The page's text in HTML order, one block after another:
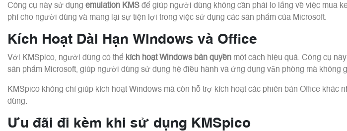
Công cụ này sử dụng emulation KMS để giúp người dùng không cần phải lo lắng về việc mua
phí cho người dùng và mang lại sự tiện lợi trong việc sử dụng các sản phẩm của Microsoft.
Kích Hoạt Dài Hạn Windows và Office
Với KMSpico, người dùng có thể kích hoạt Windows bản quyền một cách hiệu quả. Công cụ
sản phẩm Microsoft, giúp người dùng sử dụng hệ điều hành và ứng dụng văn phòng mà không
KMSpico không chỉ giúp kích hoạt Windows mà còn hỗ trợ kích hoạt các phiên bản Office khác
dùng.
Ưu đãi đi kèm khi sử dụng KMSpico